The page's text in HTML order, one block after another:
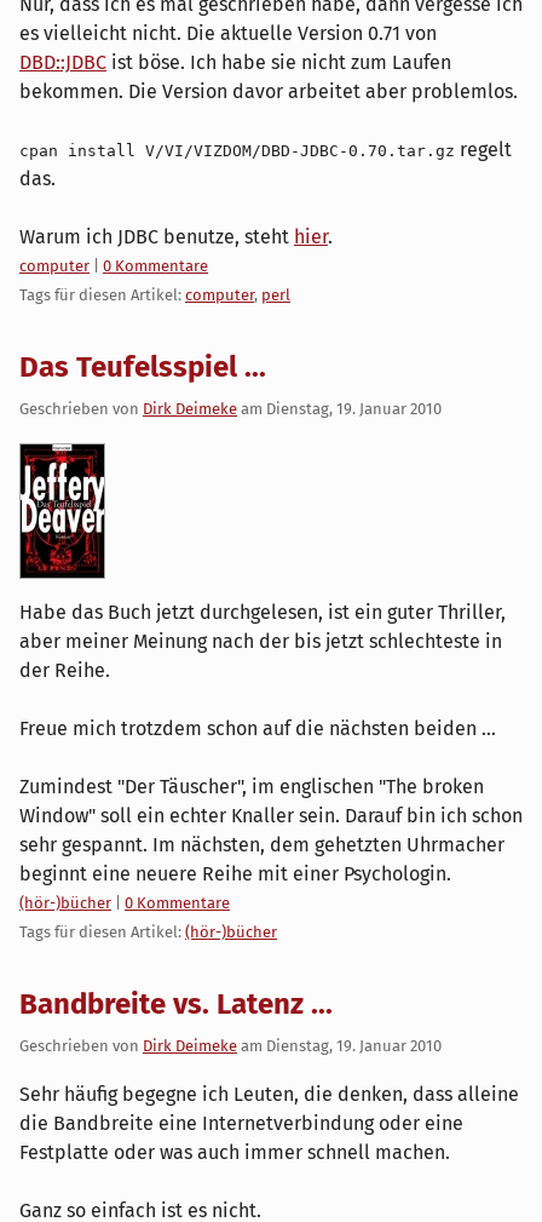
es vielleicht nicht. Die aktuelle Version 0.71 von
DBD::JDBC ist böse. Ich habe sie nicht zum Laufen
bekommen. Die Version davor arbeitet aber problemlos.
cpan install V/VI/VIZDOM/DBD-JDBC-0.70.tar.gz regelt
das.
Warum ich JDBC benutze, steht hier.
Kategorien:
computer
0 Kommentare
Tags für diesen Artikel: computer, perl
Das Teufelsspiel ...
Geschrieben von Dirk Deimeke am Dienstag, 19. Januar 2010
Habe das Buch jetzt durchgelesen, ist ein guter Thriller,
aber meiner Meinung nach der bis jetzt schlechteste in
der Reihe.
Freue mich trotzdem schon auf die nächsten beiden ...
Zumindest "Der Täuscher", im englischen "The broken
Window" soll ein echter Knaller sein. Darauf bin ich schon
sehr gespannt. Im nächsten, dem gehetzten Uhrmacher
beginnt eine neuere Reihe mit einer Psychologin.
Kategorien:
(hör-)bücher
0 Kommentare
Tags für diesen Artikel: (hör-)bücher
Bandbreite vs. Latenz ...
Geschrieben von Dirk Deimeke am Dienstag, 19. Januar 2010
Sehr häufig begegne ich Leuten, die denken, dass alleine
die Bandbreite eine Internetverbindung oder eine
Festplatte oder was auch immer schnell machen.
Ganz so einfach ist es nicht.